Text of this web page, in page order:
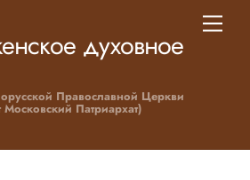
духовное
Православной Церкви
Патриархат)